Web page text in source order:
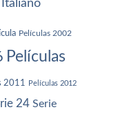
Películas 2002
Películas
2011 Películas 2012
24 Serie